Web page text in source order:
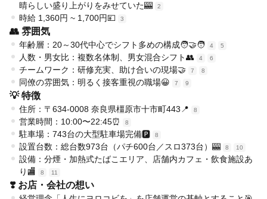
晴らしい盛り上がりをみせていた🎰
2
時給 1,360円 ~ 1,700円💴 3
👥 雰囲気
年齢層：20～30代中心でシフト多めの構成🧑‍🤝‍🧑 4 5
人数・男女比：複数名体制、男女混合シフト👥 4 6
チームワーク：研修充実、助け合いの現場🤝 7 8
同僚の雰囲気：明るく接客重視の職場😀 7 9
💡 特徴
住所：〒634-0008 奈良県橿原市十市町443📍 8
営業時間：10:00〜22:45⏰ 8
駐車場：743台の大型駐車場完備🅿️ 8
設置台数：総台数973台（パチ600台／スロ373台）🎰 8 10
設備：分煙・加熱式たばこエリア、店舗内カフェ・飲食施設あ
り🏬
8 11
❣️ お店・会社の想い